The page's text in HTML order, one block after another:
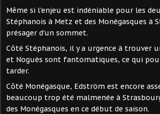
Même si l'enjeu est indéniable pour les
Stéphanois à Metz et des Monégasques à
présager d'un sommet.
Côté Stéphanois, il y a urgence à trouver
et Noguès sont fantomatiques, ce qui
tarder.
Côté Monégasque, Edström est encore
beaucoup trop été malmenée à
des Monégasques en ce début de saison.